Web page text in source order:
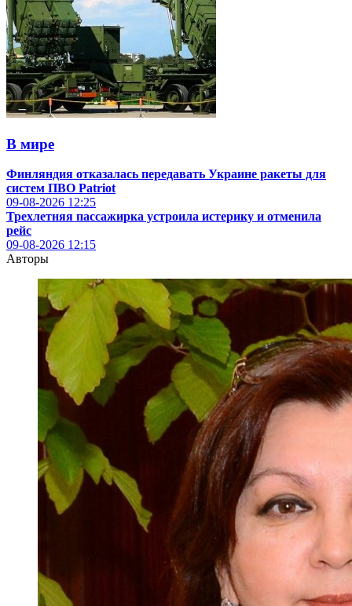
В мире
Финляндия отказалась передавать Украине ракеты для
систем ПВО Patriot
09-08-2026 12:25
Трехлетняя пассажирка устроила истерику и отменила
рейс
09-08-2026 12:15
Авторы